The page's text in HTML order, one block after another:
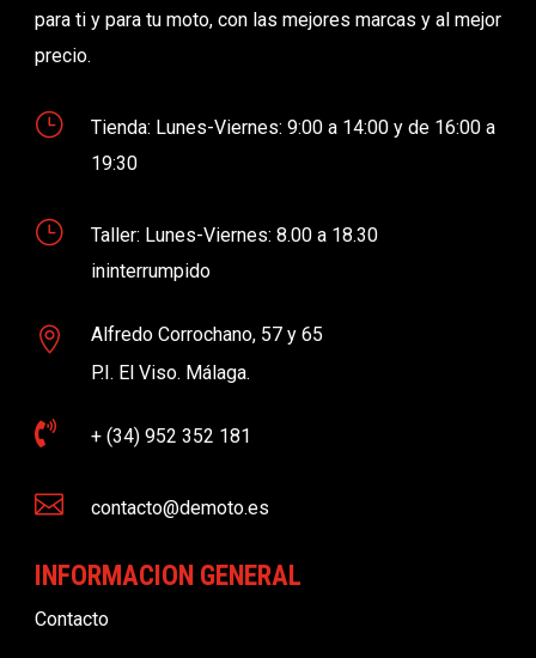
para ti y para tu moto, con las mejores marcas y al mejor
precio.
}
Tienda: Lunes-Viernes: 9:00 a 14:00 y de 16:00 a
19:30
}
Taller: Lunes-Viernes: 8.00 a 18.30
ininterrumpido

Alfredo Corrochano, 57 y 65
P.I. El Viso. Málaga.
 + (34) 952 352 181
 contacto@demoto.es
INFORMACION GENERAL
Contacto